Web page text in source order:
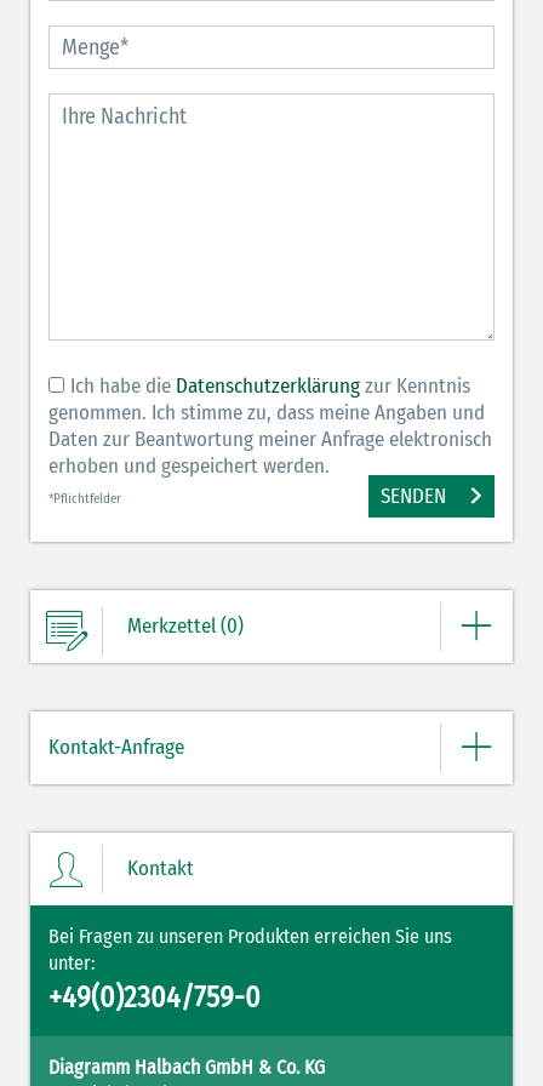
Ich habe die Datenschutzerklärungzur Kenntnis
genommen. Ich stimme zu, dass meine Angaben und
Daten zur Beantwortung meiner Anfrage elektronisch
erhoben und gespeichert werden.
*Pflichtfelder SENDEN
Merkzettel (0)
ZUM MERKZETTEL
Kontakt-Anfrage
Kontakt
Bei Fragen zu unseren Produkten erreichen Sie uns
unter:
+49(0)2304/759-0
Diagramm Halbach GmbH & Co. KG